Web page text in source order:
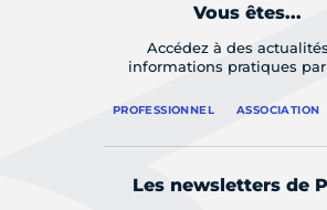
Vous êtes...
Accédez à des
informations pratiques
PROFESSIONNEL ASSOCIATION
Les newsletters de